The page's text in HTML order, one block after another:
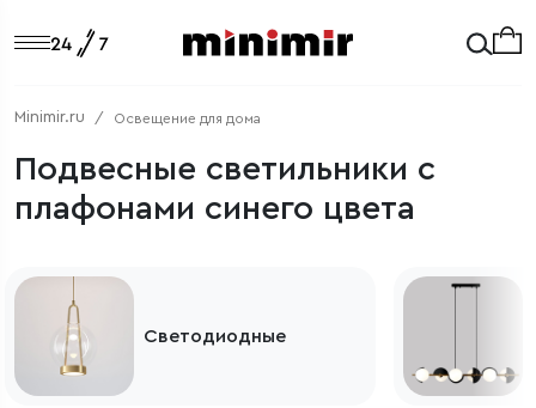
Minimir.ru Освещение для дома
Подвесные светильники с
плафонами синего цвета
Светодиодные